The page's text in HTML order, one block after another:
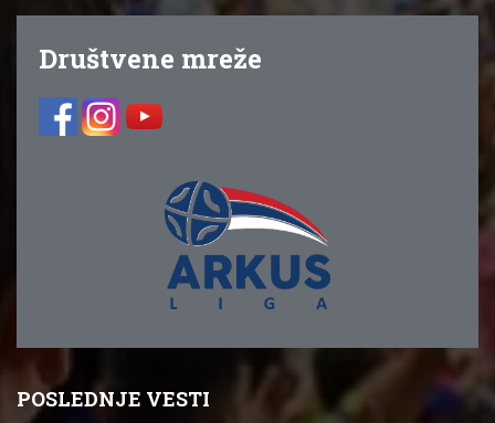
Društvene mreže
POSLEDNJE VESTI